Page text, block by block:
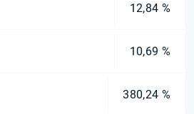
12,84 %
10,69 %
380,24 %